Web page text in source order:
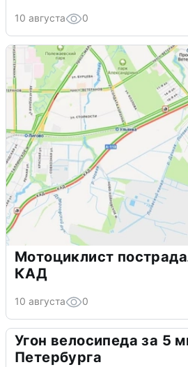
10 августа 0
Мотоциклист
КАД
10 августа 0
Угон велосипеда за 5
Петербурга